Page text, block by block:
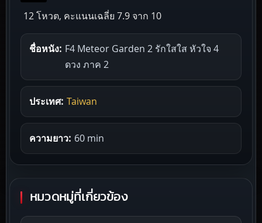
12 โหวต, คะแนนเฉลี่ย 7.9 จาก 10
ชื่อหนัง: F4 Meteor Garden 2 รักใสใส หัวใจ 4
ดวง ภาค 2
ประเทศ: Taiwan
ความยาว: 60 min
หมวดหมู่ที่เกี่ยวข้อง